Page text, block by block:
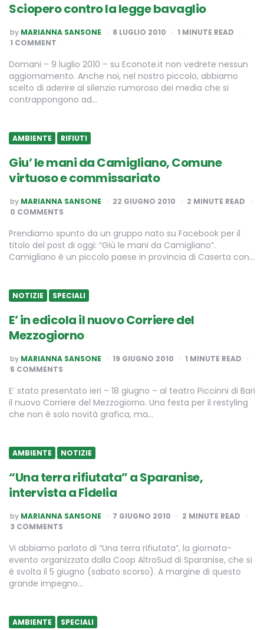
Sciopero contro la legge bavaglio
POSTED
BY
by MARIANNA SANSONE 8 LUGLIO 2010 1 MINUTE READ
1 COMMENT
Domani – 9 luglio 2010 – su Econote.it non vedrete nessun
aggiornamento. Anche noi, nel nostro piccolo, abbiamo
scelto di aderire al silenzio rumoroso dei media che si
contrappongono ad…
AMBIENTE RIFIUTI
Giu’ le mani da Camigliano, Comune
virtuoso e commissariato
POSTED
BY
by MARIANNA SANSONE 22 GIUGNO 2010 2 MINUTE READ
0 COMMENTS
Prendiamo spunto da un gruppo nato su Facebook per il
titolo del post di oggi: “Giù le mani da Camigliano”.
Camigliano è un piccolo paese in provincia di Caserta con…
NOTIZIE SPECIALI
E’ in edicola il nuovo Corriere del
Mezzogiorno
POSTED
BY
by MARIANNA SANSONE 19 GIUGNO 2010 1 MINUTE READ
5 COMMENTS
E’ stato presentato ieri – 18 giugno – al teatro Piccinni di Bari
il nuovo Corriere del Mezzogiorno. Una festa per il restyling
che non è solo novità grafica, ma…
AMBIENTE NOTIZIE
“Una terra rifiutata” a Sparanise,
intervista a Fidelia
POSTED
BY
by MARIANNA SANSONE 7 GIUGNO 2010 2 MINUTE READ
3 COMMENTS
Vi abbiamo parlato di “Una terra rifiutata”, la giornata-
evento organizzata dalla Coop AltroSud di Sparanise, che si
è svolta il 5 giugno (sabato scorso). A margine di questo
grande impegno…
AMBIENTE SPECIALI